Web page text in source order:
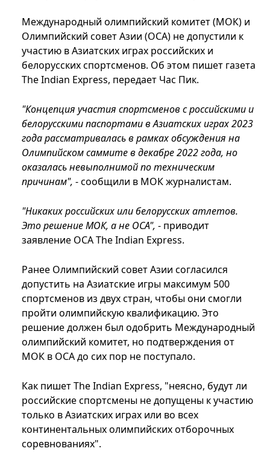
Международный олимпийский комитет (МОК) и
Олимпийский совет Азии (OCA) не допустили к
участию в Азиатских играх российских и
белорусских спортсменов. Об этом пишет газета
The Indian Express, передает Час Пик.
"Концепция участия спортсменов с российскими и
белорусскими паспортами в Азиатских играх 2023
года рассматривалась в рамках обсуждения на
Олимпийском саммите в декабре 2022 года, но
оказалась невыполнимой по техническим
причинам", - сообщили в МОК журналистам.
"Никаких российских или белорусских атлетов.
Это решение МОК, а не OCA", - приводит
заявление OCA The Indian Express.
Ранее Олимпийский совет Азии согласился
допустить на Азиатские игры максимум 500
спортсменов из двух стран, чтобы они смогли
пройти олимпийскую квалификацию. Это
решение должен был одобрить Международный
олимпийский комитет, но подтверждения от
МОК в ОСА до сих пор не поступало.
Как пишет The Indian Express, "неясно, будут ли
российские спортсмены не допущены к участию
только в Азиатских играх или во всех
континентальных олимпийских отборочных
соревнованиях".